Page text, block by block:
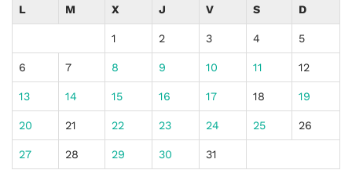
L M X J V S D
1 2 3 4 5
6 7 8 9 10 11 12
13 14 15 16 17 18 19
20 21 22 23 24 25 26
27 28 29 30
31